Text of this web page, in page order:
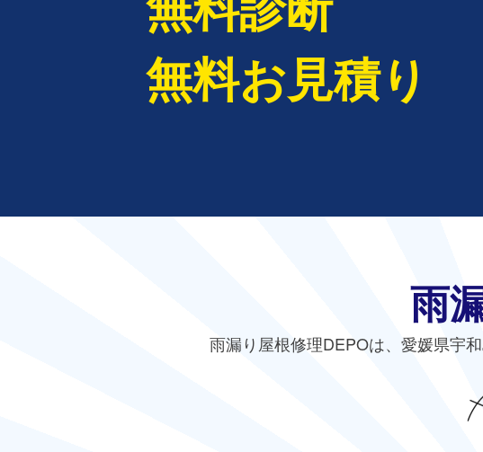
無料お見積り
雨
雨漏り屋根修理DEPOは、愛媛県宇